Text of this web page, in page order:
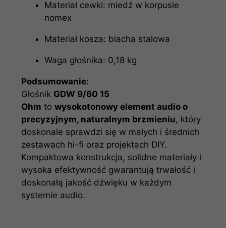
Materiał cewki: miedź w korpusie
nomex
Materiał kosza: blacha stalowa
Waga głośnika: 0,18 kg
Podsumowanie:
Głośnik GDW 9/60 15
Ohm towysokotonowy element audio o
precyzyjnym, naturalnym brzmieniu, który
doskonale sprawdzi się w małych i średnich
zestawach hi-fi oraz projektach DIY.
Kompaktowa konstrukcja, solidne materiały i
wysoka efektywność gwarantują trwałość i
doskonałą jakość dźwięku w każdym
systemie audio.